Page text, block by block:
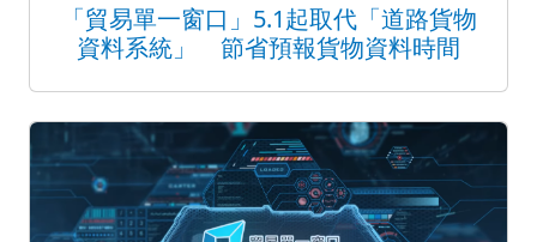
「貿易單一窗口」5.1起取代「道路貨物
資料系統」 節省預報貨物資料時間